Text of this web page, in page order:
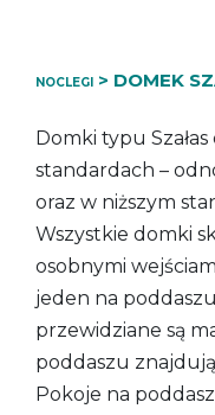
NOCLEGI > DOMEK
Domki typu
standardach –
oraz w niższym
Wszystkie domki
osobnymi
jeden na
przewidziane są
poddaszu
Pokoje na